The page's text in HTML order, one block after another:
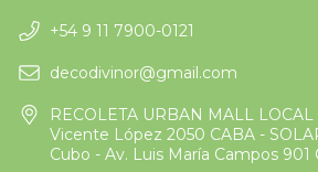
+54 9 11 7900-0121
decodivinor@gmail.com
RECOLETA URBAN MALL
Vicente López 2050 CABA -
Cubo - Av. Luis María Campos 901